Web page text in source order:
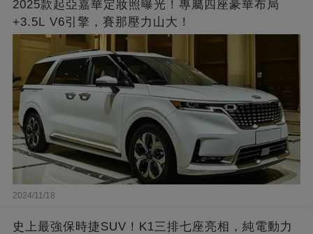
2025款起亞嘉華定妝照曝光！專屬四座豪華布局
+3.5L V6引擎，賽那壓力山大！
2024/11/18
史上最強保時捷SUV！K1三排七座亮相，純電動力